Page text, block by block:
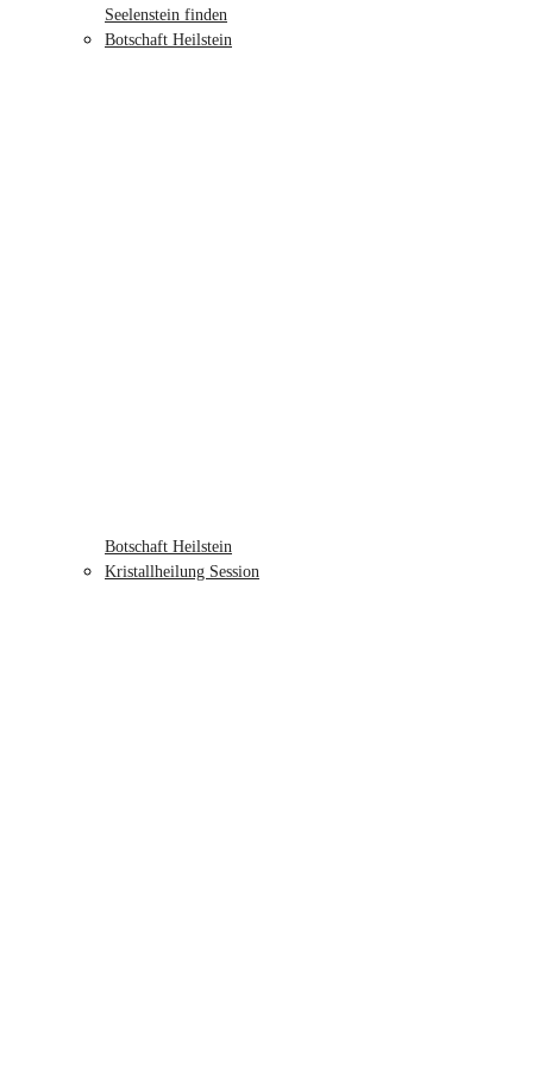
Seelenstein finden
Botschaft Heilstein
Botschaft Heilstein
Kristallheilung Session